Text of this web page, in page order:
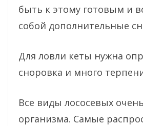
быть к этому готовым и
собой дополнительные
Для ловли кеты нужна
сноровка и много
Все виды лососевых
организма. Самые